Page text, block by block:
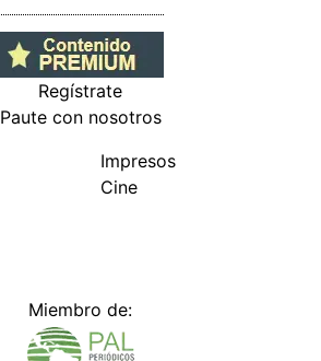
Regístrate
Paute con nosotros
Impresos
Cine
Miembro de: